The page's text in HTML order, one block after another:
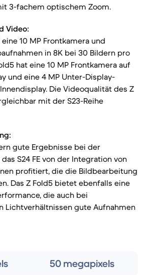
3-fachem optischem Zoom.
Video:
eine 10 MP Frontkamera und
in 8K bei 30 Bildern pro
hat eine 10 MP Frontkamera auf
und eine 4 MP Unter-Display-
Die Videoqualität des Z
mit der S23-Reihe
gute Ergebnisse bei der
S24 FE von der Integration von
profitiert, die die Bildbearbeitung
Das Z Fold5 bietet ebenfalls eine
die auch bei
Lichtverhältnissen gute Aufnahmen
50 megapixels